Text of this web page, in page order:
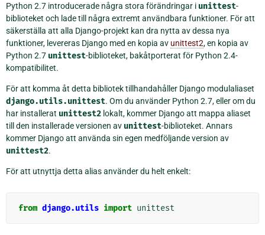
Python 2.7 introducerade några stora förändringar i unittest-
biblioteket och lade till några extremt användbara funktioner. För att
säkerställa att alla Django-projekt kan dra nytta av dessa nya
funktioner, levereras Django med en kopia av unittest2, en kopia av
Python 2.7 unittest-biblioteket, bakåtporterat för Python 2.4-
kompatibilitet.
För att komma åt detta bibliotek tillhandahåller Django modulaliaset
django.utils.unittest. Om du använder Python 2.7, eller om du
har installerat unittest2 lokalt, kommer Django att mappa aliaset
till den installerade versionen av unittest-biblioteket. Annars
kommer Django att använda sin egen medföljande version av
unittest2.
För att utnyttja detta alias använder du helt enkelt:
from django.utils import unittest